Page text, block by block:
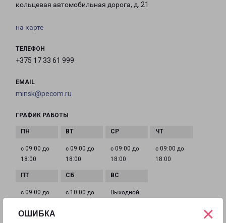
ОШИБКА ×
кольцевая автомобильная дорога, д. 21
на карте
ТЕЛЕФОН
+375 17 33 61 999
EMAIL
minsk@pecom.ru
ГРАФИК РАБОТЫ
с 09:00 до
18:00
с 09:00 до
18:00
с 09:00 до
18:00
с 09:00 до
18:00
с 09:00 до
с 10:00 до
Выходной